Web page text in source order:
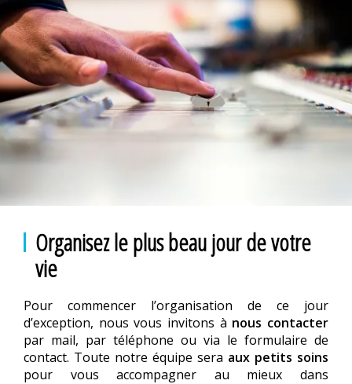
Organisez le plus beau jour de votre
vie
Pour commencer l’organisation de ce jour
d’exception, nous vous invitons à nous contacter
par mail, par téléphone ou via le formulaire de
contact. Toute notre équipe sera aux petits soins
pour vous accompagner au mieux dans